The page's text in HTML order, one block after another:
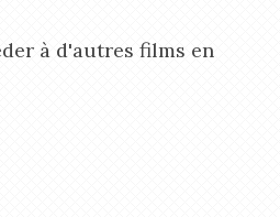
à d'autres films en